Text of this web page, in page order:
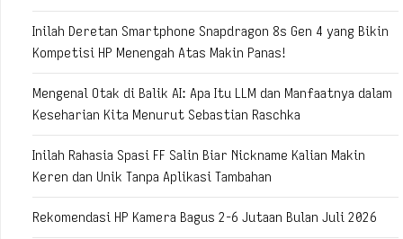
Inilah Deretan Smartphone Snapdragon 8s Gen 4 yang Bikin
Kompetisi HP Menengah Atas Makin Panas!
Mengenal Otak di Balik AI: Apa Itu LLM dan Manfaatnya dalam
Keseharian Kita Menurut Sebastian Raschka
Inilah Rahasia Spasi FF Salin Biar Nickname Kalian Makin
Keren dan Unik Tanpa Aplikasi Tambahan
Rekomendasi HP Kamera Bagus 2-6 Jutaan Bulan Juli 2026